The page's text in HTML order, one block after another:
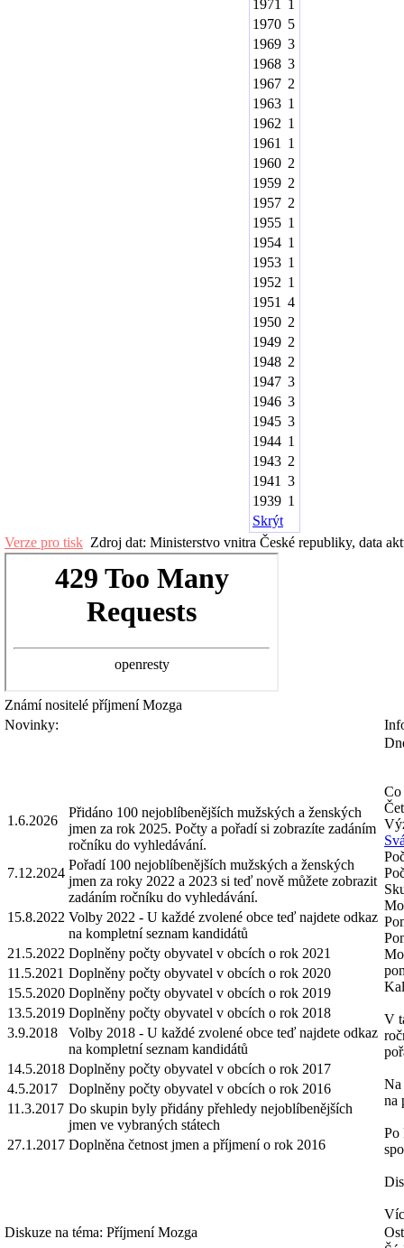
1971
1
1970 5
1969 3
1968 3
1967 2
1963 1
1962 1
1961
1
1960 2
1959 2
1957 2
1955 1
1954 1
1953 1
1952 1
1951 4
1950 2
1949 2
1948 2
1947 3
1946 3
1945 3
1944 1
1943 2
1941 3
1939 1
Skrýt
Verze pro tisk Zdroj dat: Ministerstvo vnitra České republiky, data
Známí nositelé příjmeníMozga
Novinky:
1.6.2026
Přidáno 100 nejoblíbenějších mužských a ženských
jmen za rok 2025. Počty a pořadí si zobrazíte zadáním
ročníku do vyhledávání.
7.12.2024
Pořadí 100 nejoblíbenějších mužských a ženských
jmen za roky 2022 a 2023 si teď nově můžete zobrazit
zadáním ročníku do vyhledávání.
15.8.2022 Volby 2022 - U každé zvolené obce teď najdete odkaz
na kompletní seznam kandidátů
21.5.2022 Doplněny počty obyvatel v obcích o rok 2021
11.5.2021 Doplněny počty obyvatel v obcích o rok 2020
15.5.2020 Doplněny počty obyvatel v obcích o rok 2019
13.5.2019 Doplněny počty obyvatel v obcích o rok 2018
3.9.2018
Volby 2018 - U každé zvolené obce teď najdete odkaz
na kompletní seznam kandidátů
14.5.2018 Doplněny počty obyvatel v obcích o rok 2017
4.5.2017
Doplněny počty obyvatel v obcích o rok 2016
11.3.2017 Do skupin byly přidány přehledy nejoblíbenějších
jmen ve vybraných státech
27.1.2017 Doplněna četnost jmen a příjmení o rok 2016
Co
V
Na
na
Po
Diskuze na téma: Příjmení Mozga